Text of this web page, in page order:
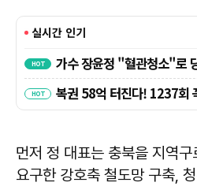
먼저 정 대표는 충북을 지역구
요구한 강호축 철도망 구축,